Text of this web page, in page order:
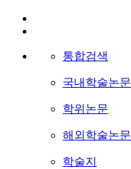
통합검색
국내학술논문
학위논문
해외학술논문
학술지